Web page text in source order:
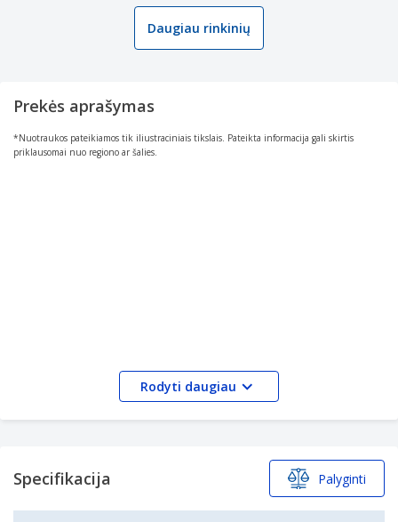
Daugiau rinkinių
Prekės aprašymas
*Nuotraukos pateikiamos tik iliustraciniais tikslais. Pateikta informacija gali skirtis
priklausomai nuo regiono ar šalies.
Rodyti daugiau
Specifikacija Palyginti